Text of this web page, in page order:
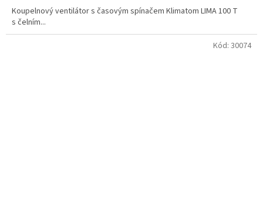
Koupelnový ventilátor s časovým spínačem Klimatom LIMA 100 T
s čelním...
Kód: 30074